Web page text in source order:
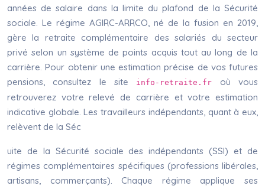
années de salaire dans la limite du plafond de la Sécurité
sociale. Le régime AGIRC-ARRCO, né de la fusion en 2019,
gère la retraite complémentaire des salariés du secteur
privé selon un système de points acquis tout au long de la
carrière. Pour obtenir une estimation précise de vos futures
pensions, consultez le site
info-retraite.fr
où vous
retrouverez votre relevé de carrière et votre estimation
indicative globale. Les travailleurs indépendants, quant à eux,
relèvent de la Séc
uite de la Sécu­rité sociale des indépendants (SSI) et de
régimes complémentaires spécifiques (professions libérales,
artisans, commerçants). Chaque régime applique ses